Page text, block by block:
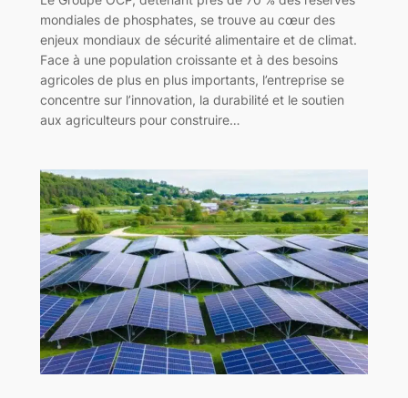
mondiales de phosphates, se trouve au cœur des
enjeux mondiaux de sécurité alimentaire et de climat.
Face à une population croissante et à des besoins
agricoles de plus en plus importants, l’entreprise se
concentre sur l’innovation, la durabilité et le soutien
aux agriculteurs pour construire…